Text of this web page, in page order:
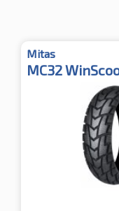
Mitas
MC32